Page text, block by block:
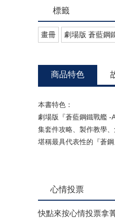
標籤
畫冊 劇場版 蒼藍鋼
商品特色
本書特色：
劇場版『蒼藍鋼鐵戰艦 -
集套件攻略、製作教學
堪稱最具代表性的『蒼
心情投票
快點來按心情投票拿